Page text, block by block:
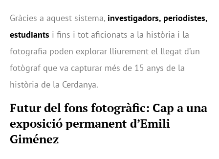
Gràcies a aquest sistema, investigadors, periodistes,
estudiants i fins i tot aficionats a la història i la
fotografia poden explorar lliurement el llegat d’un
fotògraf que va capturar més de 15 anys de la
història de la Cerdanya.
Futur del fons fotogràfic: Cap a una
exposició permanent d’Emili
Giménez